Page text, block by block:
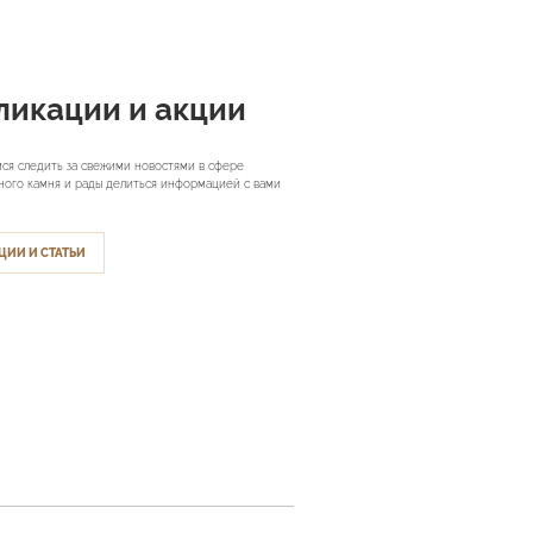
и акции
следить за свежими новостями в сфере
камня и рады делиться информацией с вами
И СТАТЬИ